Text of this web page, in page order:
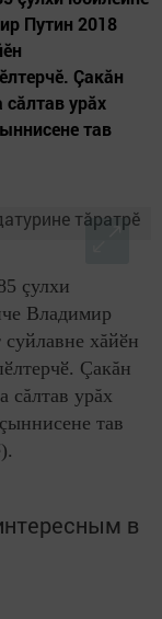
Путин 2018
Çакăн
урăх
тав
çулхи
Владимир
хăйӗн
Çакăн
сăлтав урăх
тав
в